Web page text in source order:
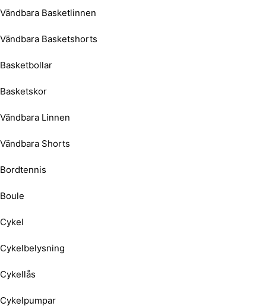
Vändbara Basketlinnen
Vändbara Basketshorts
Basketbollar
Basketskor
Vändbara Linnen
Vändbara Shorts
Bordtennis
Boule
Cykel
Cykelbelysning
Cykellås
Cykelpumpar